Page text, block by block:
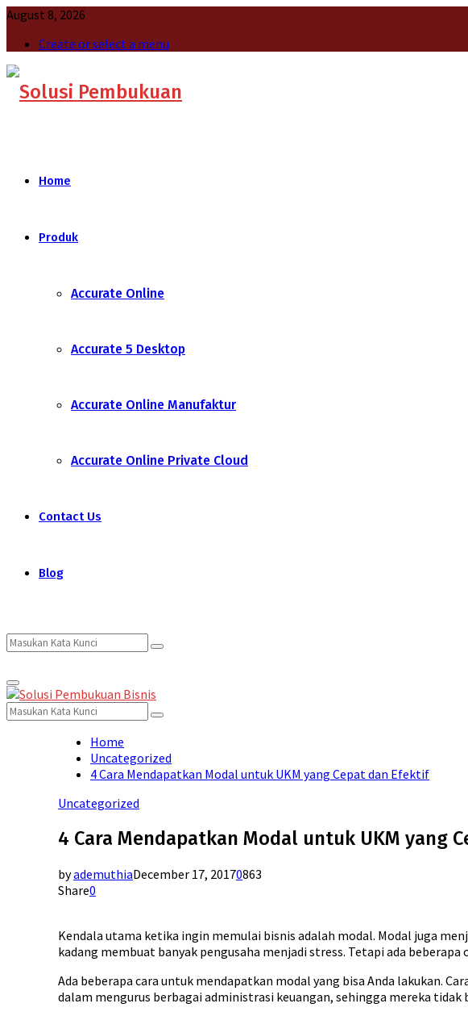
August 8, 2026
Create or select a menu
Home
Produk
Accurate Online
Accurate 5 Desktop
Accurate Online Manufaktur
Accurate Online Private Cloud
Contact Us
Blog
Search
for:
Search
Primary
Menu
Search
for:
Search
Home
Uncategorized
4 Cara Mendapatkan Modal untuk UKM yang Cepat dan Efektif
Uncategorized
4 Cara Mendapatkan Modal untuk UKM yang
byademuthiaDecember 17, 20170863
Share0
Kendala utama ketika ingin memulai bisnis adalah modal. Modal juga
kadang membuat banyak pengusaha menjadi stress. Tetapi ada
Ada beberapa cara untuk mendapatkan modal yang bisa Anda lakukan.
dalam mengurus berbagai administrasi keuangan, sehingga mereka